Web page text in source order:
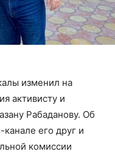
изменил на
активисту и
Рабаданову. Об
его друг и
комиссии